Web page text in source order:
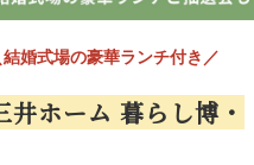
結婚式場の豪華ランチ付き／
井ホーム 暮らし博・